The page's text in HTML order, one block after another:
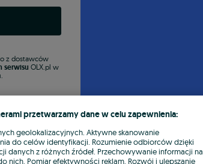
z dostawców
serwisu OLX.pl w
przetwarzamy dane w celu zapewnienia:
geolokalizacyjnych. Aktywne skanowanie
do celów identyfikacji. Rozumienie odbiorców dzięki
danych z różnych źródeł. Przechowywanie informacji na
nich. Pomiar efektywności reklam. Rozwój i ulepszanie